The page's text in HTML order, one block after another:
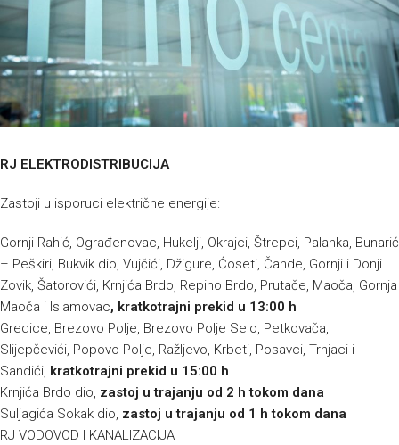
RJ ELEKTRODISTRIBUCIJA
Zastoji u isporuci električne energije:
Gornji Rahić, Ograđenovac, Hukelji, Okrajci, Štrepci, Palanka, Bunarić
– Peškiri, Bukvik dio, Vujčići, Džigure, Ćoseti, Čande, Gornji i Donji
Zovik, Šatorovići, Krnjića Brdo, Repino Brdo, Prutače, Maoča, Gornja
Maoča i Islamovac, kratkotrajni prekid u 13:00 h
Gredice, Brezovo Polje, Brezovo Polje Selo, Petkovača,
Slijepčevići, Popovo Polje, Ražljevo, Krbeti, Posavci, Trnjaci i
Sandići, kratkotrajni prekid u 15:00 h
Krnjića Brdo dio, zastoj u trajanju od 2 h tokom dana
Suljagića Sokak dio, zastoj u trajanju od 1 h tokom dana
RJ VODOVOD I KANALIZACIJA